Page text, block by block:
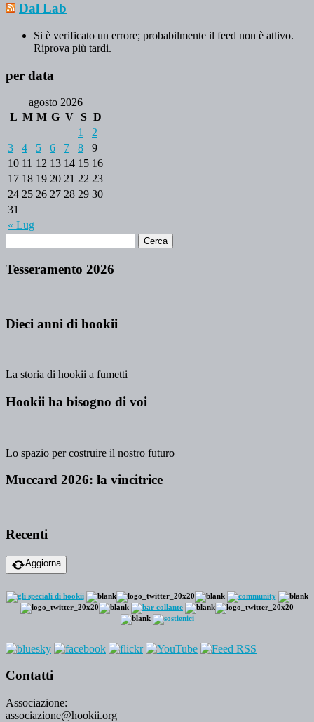
Dal Lab
Si è verificato un errore; probabilmente il feed non è attivo.
Riprova più tardi.
per data
agosto 2026
L M M G V S D
« Lug
1
2
3
4 5 6 7 8
9
10 11 12 13 14 15 16
17 18 19 20 21 22 23
24 25 26 27 28 29 30
31
Tesseramento 2026
Dieci anni di hookii
La storia di hookii a fumetti
Hookii ha bisogno di voi
Lo spazio per costruire il nostro futuro
Muccard 2026: la vincitrice
Recenti
Aggiorna
Contatti
Associazione:
associazione@hookii.org